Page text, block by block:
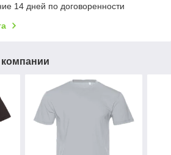
14 дней по договоренности